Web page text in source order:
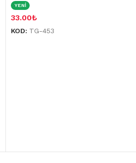
YENİ
33.00₺
KOD: TG-453